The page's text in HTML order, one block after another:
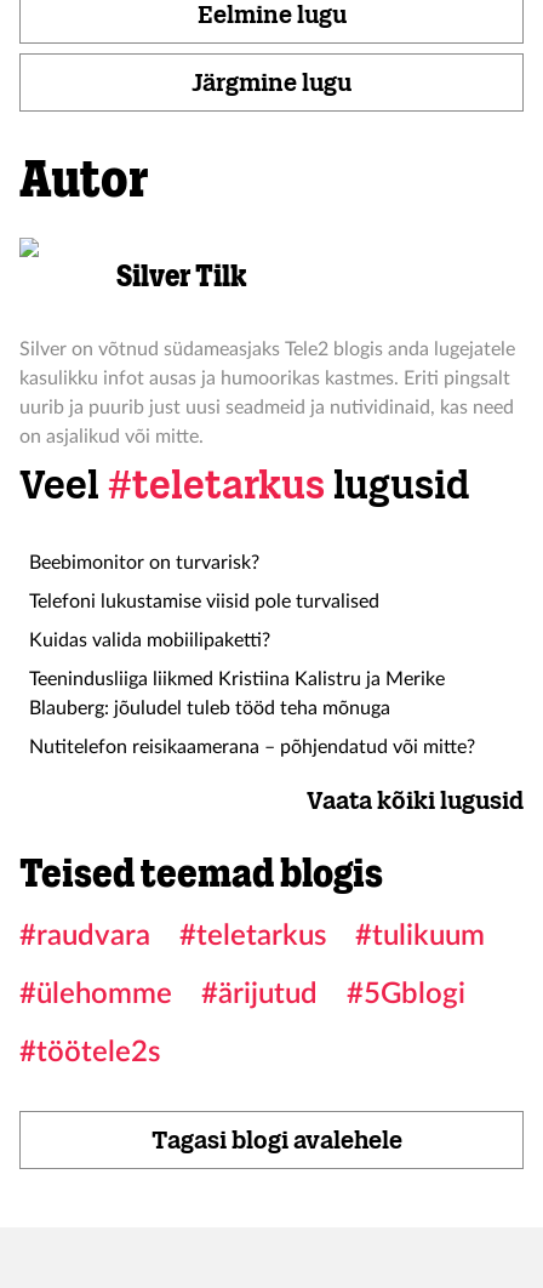
Eelmine lugu
Järgmine lugu
Autor
Silver Tilk
Silver on võtnud südameasjaks Tele2 blogis anda lugejatele
kasulikku infot ausas ja humoorikas kastmes. Eriti pingsalt
uurib ja puurib just uusi seadmeid ja nutividinaid, kas need
on asjalikud või mitte.
Veel #teletarkus lugusid
Beebimonitor on turvarisk?
Telefoni lukustamise viisid pole turvalised
Kuidas valida mobiilipaketti?
Teenindusliiga liikmed Kristiina Kalistru ja Merike
Blauberg: jõuludel tuleb tööd teha mõnuga
Nutitelefon reisikaamerana – põhjendatud või mitte?
Vaata kõiki lugusid
Teised teemad blogis
#raudvara #teletarkus
#tulikuum
#ülehomme
#ärijutud
#5Gblogi
#töötele2s
Tagasi blogi avalehele